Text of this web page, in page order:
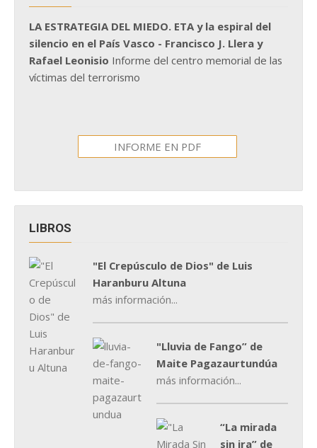
LA ESTRATEGIA DEL MIEDO. ETA y la espiral del
silencio en el País Vasco - Francisco J. Llera y
Rafael Leonisio Informe del centro memorial de las
víctimas del terrorismo
INFORME EN PDF
LIBROS
"El Crepúsculo de Dios" de Luis
Haranburu Altuna
más información...
"Lluvia de Fango” de
Maite Pagazaurtundúa
más información...
“La mirada
sin ira” de